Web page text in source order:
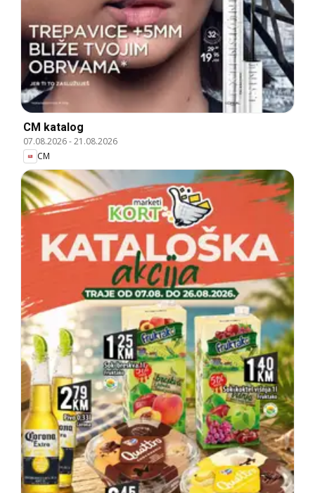
CM katalog
07.08.2026-21.08.2026
CM